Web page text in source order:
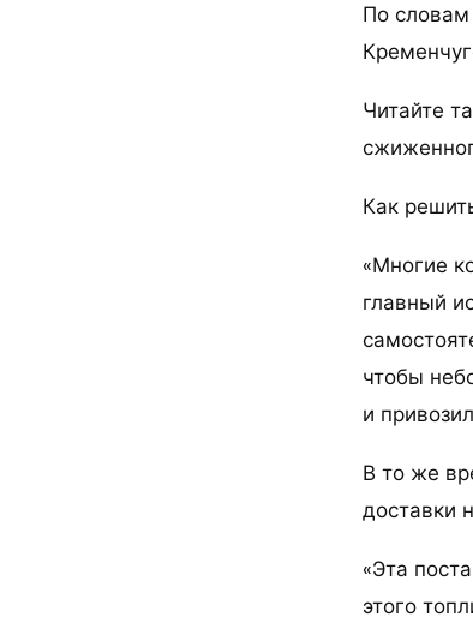
По словам
Читайте
Как
«Многие
главный
чтобы
и
В то же
доставки
«Эта
этого